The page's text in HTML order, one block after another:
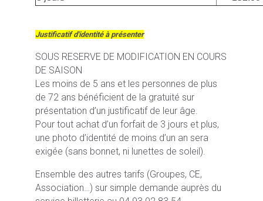
Justificatif d'identité à présenter
SOUS RESERVE DE MODIFICATION EN COURS
DE SAISON
Les moins de 5 ans et les personnes de plus
de 72 ans bénéficient de la gratuité sur
présentation d’un justificatif de leur âge.
Pour tout achat d’un forfait de 3 jours et plus,
une photo d’identité de moins d’un an sera
exigée (sans bonnet, ni lunettes de soleil).
Ensemble des autres tarifs (Groupes, CE,
Association…) sur simple demande auprès du